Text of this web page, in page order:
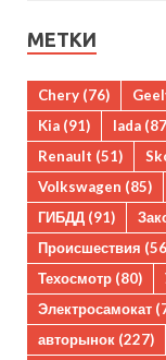
МЕТКИ
Chery (76)
Kia (91) lada
Renault (51)
Volkswagen (85)
ГИБДД (91)
Происшествия
Техосмотр (80)
Электросамокат
авторынок (227)